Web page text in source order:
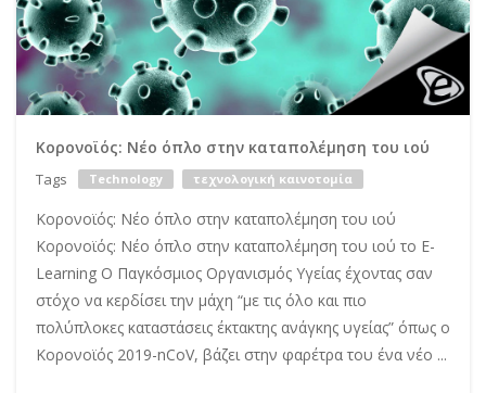
Κορονοϊός: Νέο όπλο στην καταπολέμηση του ιού
Tags Technology τεχνολογική καινοτομία
Κορονοϊός: Νέο όπλο στην καταπολέμηση του ιού
Κορονοϊός: Νέο όπλο στην καταπολέμηση του ιού το E-
Learning Ο Παγκόσμιος Οργανισμός Υγείας έχοντας σαν
στόχο να κερδίσει την μάχη “με τις όλο και πιο
πολύπλοκες καταστάσεις έκτακτης ανάγκης υγείας” όπως ο
Κορονοϊός 2019-nCoV, βάζει στην φαρέτρα του ένα νέο ...